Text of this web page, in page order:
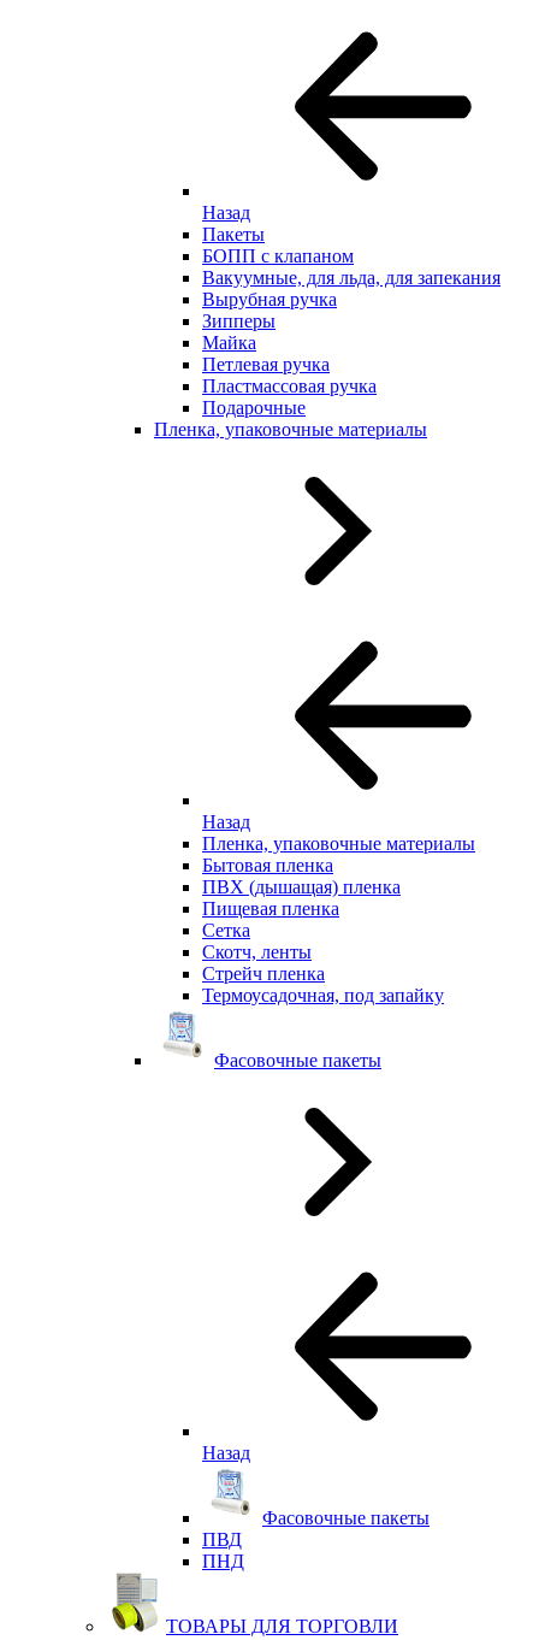
Назад
Пакеты
БОПП с клапаном
Вакуумные, для льда, для запекания
Вырубная ручка
Зипперы
Майка
Петлевая ручка
Пластмассовая ручка
Подарочные
Пленка, упаковочные материалы
Назад
Пленка, упаковочные материалы
Бытовая пленка
ПВХ (дышащая) пленка
Пищевая пленка
Сетка
Скотч, ленты
Стрейч пленка
Термоусадочная, под запайку
Фасовочные пакеты
Назад
Фасовочные пакеты
ПВД
ПНД
ТОВАРЫ ДЛЯ ТОРГОВЛИ